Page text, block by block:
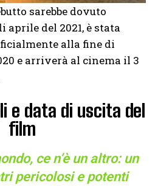
sarebbe dovuto
aprile del 2021, è stata
alla fine di
e arriverà al cinema il 3
e data di uscita del
film
ce n’è un altro: un
pericolosi e potenti